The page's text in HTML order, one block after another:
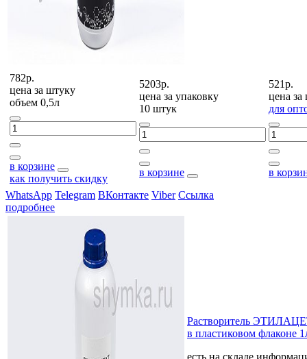
782р.
цена за штуку
объем 0,5л
в корзине
как получить скидку
5203р.
цена за упаковку
10 штук
в корзине
521р.
цена за
для
в
WhatsApp Telegram ВКонтакте Viber Ссылка
подробнее
Растворитель
в пластиковом флаконе
есть на складе